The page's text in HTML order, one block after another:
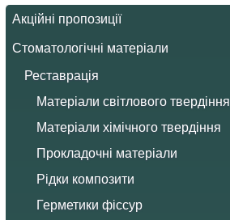
Акційні пропозиції
Стоматологічні матеріали
Реставрація
Матеріали світлового твердіння
Матеріали хімічного твердіння
Прокладочні матеріали
Рідки композити
Герметики фіссур